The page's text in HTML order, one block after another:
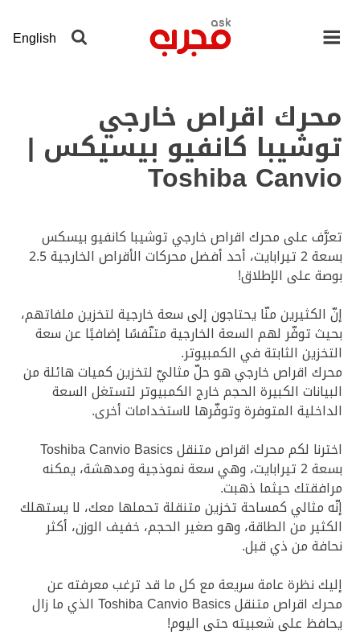
المحتوى English
محرك اقراص خارجي
توشيبا كانفيو بيسيكس |
Toshiba Canvio
تعرَّف على محرك اقراص خارجي توشيبا كانفيو بيسكس
بسعة 2 تيرابايت، أحد أفضل محركات الأقراص الخارجية 2.5
بوصة على الإطلاق!
إنّ الكثيرين منّا يحتاجون إلى سعة خارجية لتخزين ملفاتهم،
بحيث توفّر لهم السعة الخارجية متنّفسًا إضافيًا عن سعة
التخزين الثابتة في الكمبيوتر.
محرك اقراص خارجي هو حلّ مثاليّ لتخزين كميات هائلة من
البيانات الكبيرة الحجم خارج الكمبيوتر لتستغل السعة
الداخلية المتوفرة وتوفّرها لاستخدامات أخرى.
اخترنا لكم محرك اقراص متنقل Toshiba Canvio Basics
بسعة 2 تيرابايت، وهي سعة نموذجية ومدهشة، يمكنه
مرافقتك حيثما ذهبت.
إنّه مثالي كمساحة تخزين متنقلة تحملها معك، لا يستهلك
الكثير من الطاقة، وهو صغير الحجم، خفيف الوزن، أكثر
نحافة من ذي قبل.
إليك نظرة عامة سريعة مع كل ما قد ترغب معرفته عن
محرك اقراص متنقل Toshiba Canvio Basics الذي ما زال
يحافظ على شعبيته حتى اليوم!